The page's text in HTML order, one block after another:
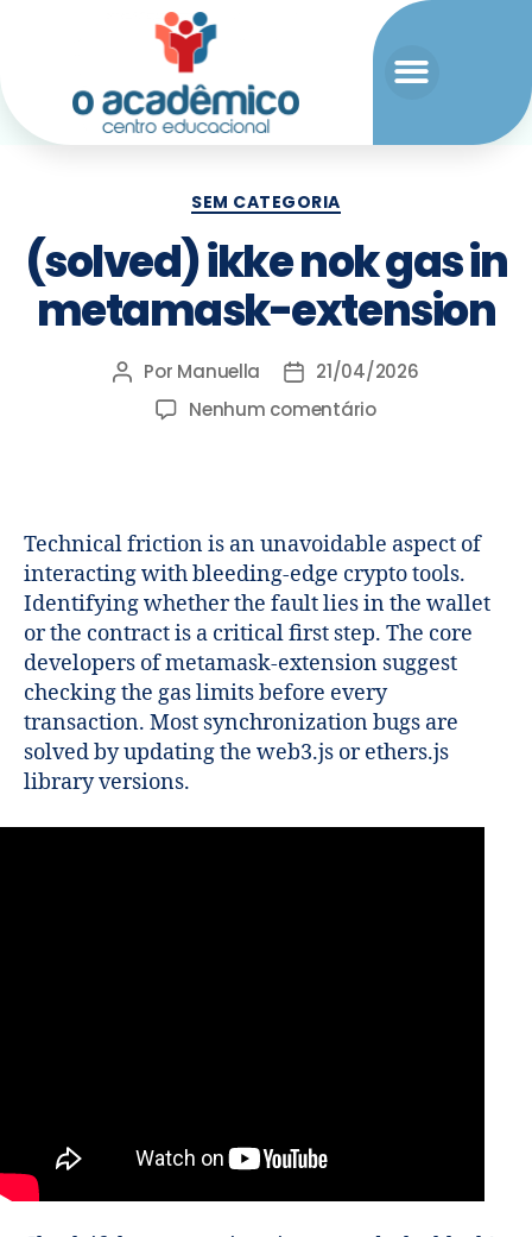
SEM CATEGORIA
(solved) ikke nok gas in
metamask-extension
Por Manuella
21/04/2026
Nenhum comentário
Technical friction is an unavoidable aspect of
interacting with bleeding-edge crypto tools.
Identifying whether the fault lies in the wallet
or the contract is a critical first step. The core
developers of metamask-extension suggest
checking the gas limits before every
transaction. Most synchronization bugs are
solved by updating the web3.js or ethers.js
library versions.